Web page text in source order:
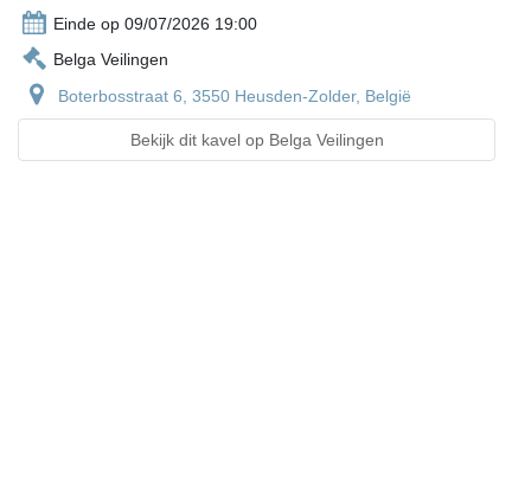
Einde op 09/07/2026 19:00
Belga Veilingen
Boterbosstraat 6, 3550 Heusden-Zolder, België
Bekijk dit kavel op Belga Veilingen